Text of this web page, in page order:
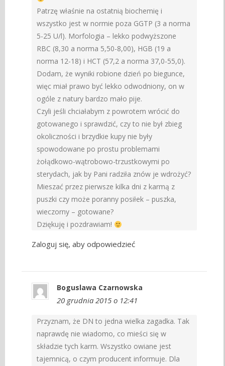
Patrzę właśnie na ostatnią biochemię i
wszystko jest w normie poza GGTP (3 a norma
5-25 U/l). Morfologia – lekko podwyższone
RBC (8,30 a norma 5,50-8,00), HGB (19 a
norma 12-18) i HCT (57,2 a norma 37,0-55,0).
Dodam, że wyniki robione dzień po biegunce,
więc miał prawo być lekko odwodniony, on w
ogóle z natury bardzo mało pije.
Czyli jeśli chciałabym z powrotem wrócić do
gotowanego i sprawdzić, czy to nie był zbieg
okoliczności i brzydkie kupy nie były
spowodowane po prostu problemami
żołądkowo-wątrobowo-trzustkowymi po
sterydach, jak by Pani radziła znów je wdrożyć?
Mieszać przez pierwsze kilka dni z karmą z
puszki czy może poranny posiłek – puszka,
wieczorny – gotowane?
Dziękuję i pozdrawiam!
Zaloguj się, aby odpowiedzieć
Boguslawa Czarnowska
20 grudnia 2015 o 12:41
Przyznam, że DN to jedna wielka zagadka. Tak
naprawdę nie wiadomo, co mieści się w
składzie tych karm. Wszystko owiane jest
tajemnicą, o czym producent informuje. Dla